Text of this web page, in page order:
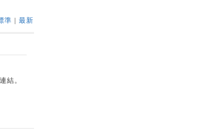
準 |最新
結。